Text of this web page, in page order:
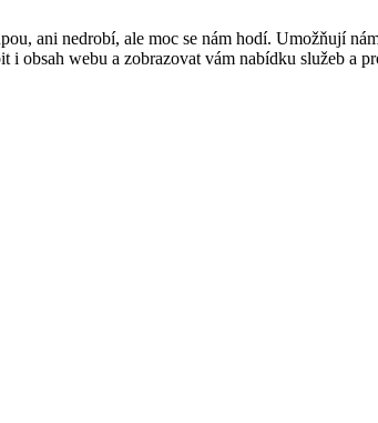
ani nedrobí, ale moc se nám hodí. Umožňují
i obsah webu a zobrazovat vám nabídku služeb a